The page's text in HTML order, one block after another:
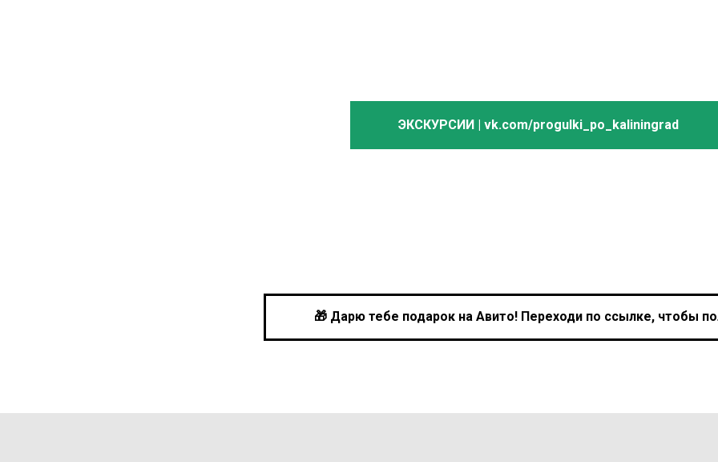
ЭКСКУРСИИ | vk.com/progulki_po_kaliningrad
🎁 Дарю тебе подарок на Авито! Переходи по ссылке, чтобы